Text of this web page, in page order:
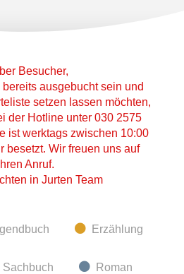
Besucher,
ausgebucht sein und
setzen lassen möchten,
der Hotline unter 030 2575
ist werktags zwischen 10:00
besetzt. Wir freuen uns auf
Ihren Anruf.
in Jurten Team
Erzählung
Sachbuch Roman